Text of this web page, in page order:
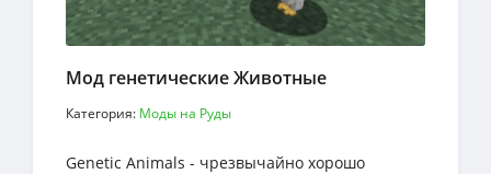
Мод генетические Животные
Категория: Моды на Руды
Genetic Animals - чрезвычайно хорошо